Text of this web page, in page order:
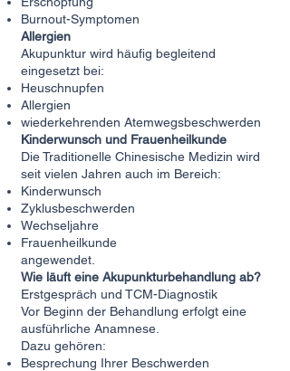
Burnout-Symptomen
Allergien
Akupunktur wird häufig begleitend
eingesetzt bei:
Heuschnupfen
Allergien
wiederkehrenden Atemwegsbeschwerden
Kinderwunsch und Frauenheilkunde
Die Traditionelle Chinesische Medizin wird
seit vielen Jahren auch im Bereich:
Kinderwunsch
Zyklusbeschwerden
Wechseljahre
Frauenheilkunde
angewendet.
Wie läuft eine Akupunkturbehandlung ab?
Erstgespräch und TCM-Diagnostik
Vor Beginn der Behandlung erfolgt eine
ausführliche Anamnese.
Dazu gehören:
Besprechung Ihrer Beschwerden